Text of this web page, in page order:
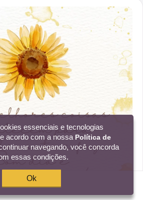
essenciais e tecnologias
acordo com a nossa Política de
navegando, você concorda
essas condições.
Ok